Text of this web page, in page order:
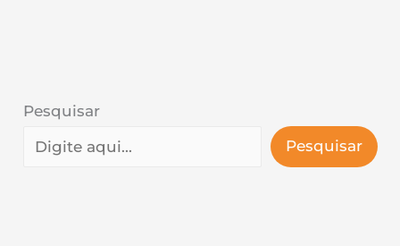
Pesquisar
Pesquisar